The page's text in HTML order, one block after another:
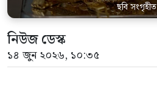
ছবি সংগৃহীত
নিউজ ডেস্ক
১৪ জুন ২০২৬, ১০:৩৫